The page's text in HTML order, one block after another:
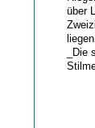
über
liegen.